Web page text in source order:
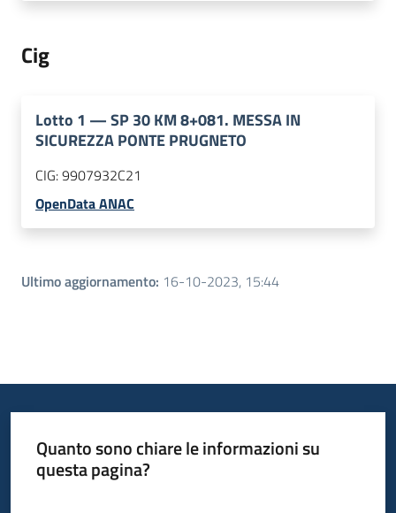
Cig
Lotto 1 —SP 30 KM 8+081. MESSA IN
SICUREZZA PONTE PRUGNETO
CIG:9907932C21
OpenData ANAC
Ultimo aggiornamento: 16-10-2023, 15:44
Quanto sono chiare le informazioni su
questa pagina?